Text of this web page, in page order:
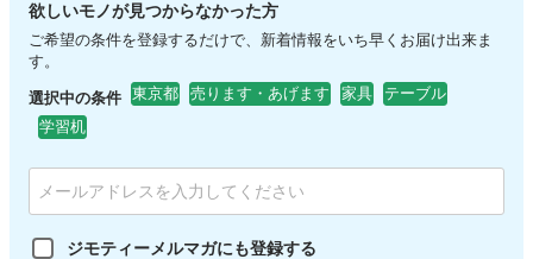
欲しいモノが見つからなかった方
ご希望の条件を登録するだけで、新着情報をいち早くお届け出来ま
す。
選択中の条件 東京都 売ります・あげます 家具
テーブル
学習机
ジモティーメルマガにも登録する